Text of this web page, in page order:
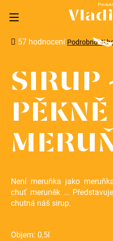
Průměrné
je
3,7
5
hvězdiček.
57 hodnocení Podrobnosti
SIRUP
Není meruňka jako
chuť meruněk ...
chutná náš sirup.
Objem: 0,5l
Zpět
Zpět
o